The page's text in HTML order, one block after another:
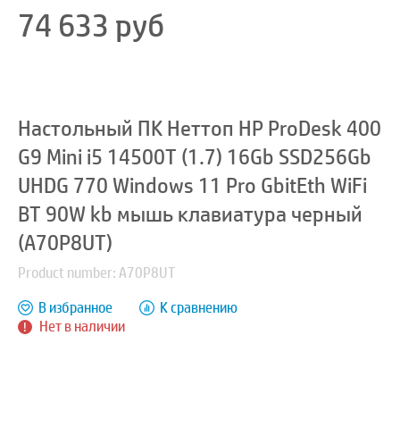
74 633 руб
Настольный ПК Неттоп HP ProDesk 400
G9 Mini i5 14500T (1.7) 16Gb SSD256Gb
UHDG 770 Windows 11 Pro GbitEth WiFi
BT 90W kb мышь клавиатура черный
(A70P8UT)
Product number: A70P8UT
Нет в наличии
В избранное К сравнению